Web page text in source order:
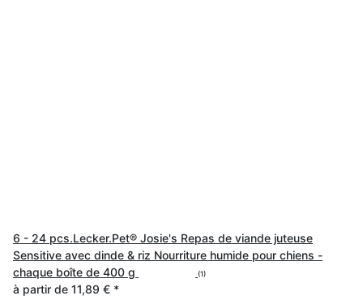
6 - 24 pcs.Lecker.Pet® Josie's Repas de viande juteuse
Sensitive avec dinde & riz Nourriture humide pour chiens -
chaque boîte de 400 g
(1)
à partir de 11,89 € *